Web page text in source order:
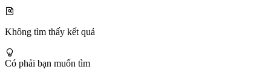
Không tìm thấy kết quả
Có phải bạn muốn tìm